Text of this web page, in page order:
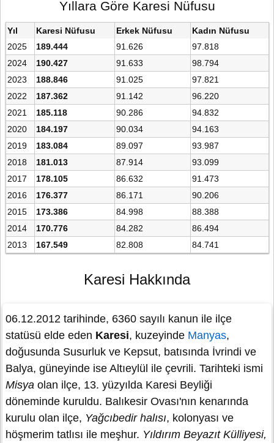
Yıllara Göre Karesi Nüfusu
Yıl Karesi Nüfusu Erkek Nüfusu
Kadın Nüfusu
2025
189.444 91.626
97.818
2024
190.427 91.633
98.794
2023
188.846 91.025
97.821
2022
187.362 91.142
96.220
2021
185.118 90.286
94.832
2020
184.197 90.034
94.163
2019
183.084 89.097
93.987
2018
181.013 87.914
93.099
2017
178.105 86.632
91.473
2016
176.377 86.171
90.206
2015
173.386 84.998
88.388
2014
170.776 84.282
86.494
2013
167.549 82.808 84.741
Karesi Hakkında
06.12.2012 tarihinde, 6360 sayılı kanun ile ilçe
statüsü elde eden Karesi, kuzeyinde Manyas,
doğusunda Susurluk ve Kepsut, batısında İvrindi ve
Balya, güneyinde ise Altıeylül ile çevrili. Tarihteki ismi
Misya olan ilçe, 13. yüzyılda Karesi Beyliği
döneminde kuruldu. Balıkesir Ovası'nın kenarında
kurulu olan ilçe, Yağcıbedir halısı, kolonyası ve
höşmerim tatlısı ile meşhur. Yıldırım Beyazıt Külliyesi,